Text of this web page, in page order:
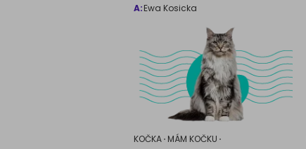
A:Ewa Kosicka
KOČKA MÁM KOČKU